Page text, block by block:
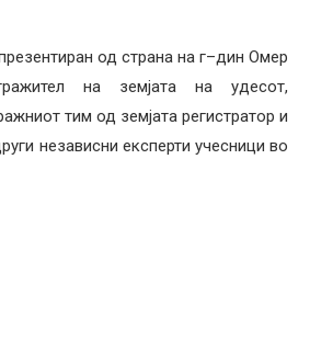
од страна на г–дин Омер
на земјата на удесот,
тим од земјата регистратор и
независни експерти учесници во